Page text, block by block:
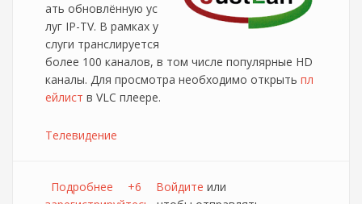
ать обновлённую ус
луг IP-TV. В рамках у
слуги транслируется
более 100 каналов, в том числе популярные HD
каналы. Для просмотра необходимо открыть пл
ейлист в VLC плеере.
Телевидение
Подробнее о JustLan начинает тестирование IP-TV от
+6 Войдите или